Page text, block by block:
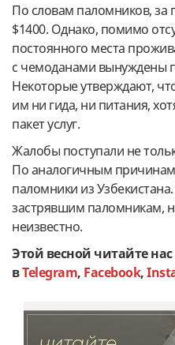
По словам паломников, за
$1400. Однако, помимо
постоянного места
с чемоданами вынуждены
Некоторые утверждают,
им ни гида, ни питания,
пакет услуг.
Жалобы поступали не
По аналогичным
паломники из
застрявшим паломникам,
неизвестно.
Этой весной читайте нас
вTelegram, Facebook,